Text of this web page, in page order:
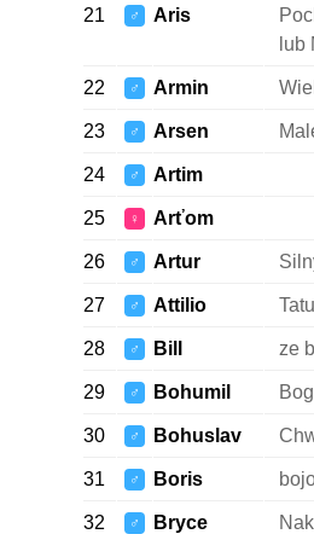
21 ♂ Aris
lub
22 ♂ Armin
23 ♂ Arsen
24 ♂ Artim
25 ♀ Arťom
26 ♂ Artur
27 ♂ Attilio
28 ♂ Bill ze
29 ♂ Bohumil
30 ♂ Bohuslav
31 ♂ Boris
32 ♂ Bryce